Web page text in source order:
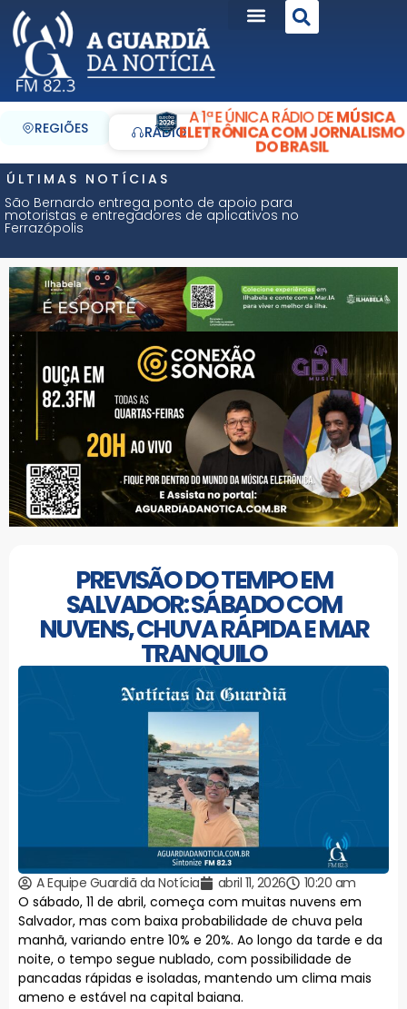
REGIÕES RÁDIO
A 1ª E ÚNICA RÁDIO DEMÚSICA
ELETRÔNICA COM JORNALISMO
DO BRASIL
ÚLTIMAS NOTÍCIAS
São Bernardo entrega ponto de apoio para
motoristas e entregadores de aplicativos no
Ferrazópolis
PREVISÃO DO TEMPO EM
SALVADOR: SÁBADO COM
NUVENS, CHUVA RÁPIDA E MAR
TRANQUILO
A Equipe Guardiã da Notícia abril 11, 2026
10:20 am
O sábado, 11 de abril, começa com muitas nuvens em
Salvador, mas com baixa probabilidade de chuva pela
manhã, variando entre 10% e 20%. Ao longo da tarde e da
noite, o tempo segue nublado, com possibilidade de
pancadas rápidas e isoladas, mantendo um clima mais
ameno e estável na capital baiana.